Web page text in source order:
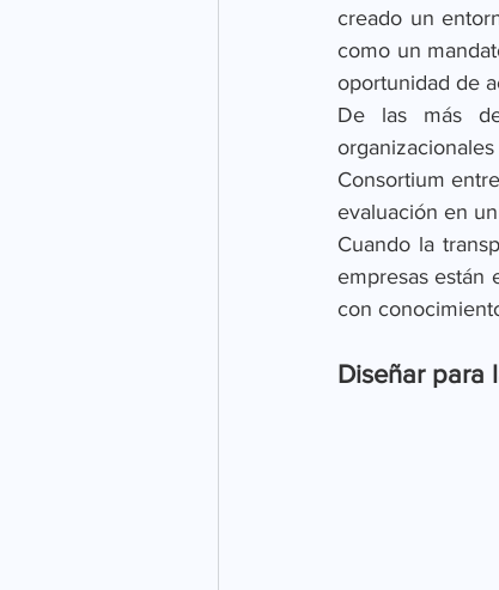
creado un
como un
oportunidad de
De las más
Consortium
evaluación en
Cuando la
empresas están
con
Diseñar para